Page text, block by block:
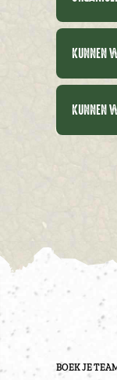
KUNNEN
KUNNEN
BOEK JE